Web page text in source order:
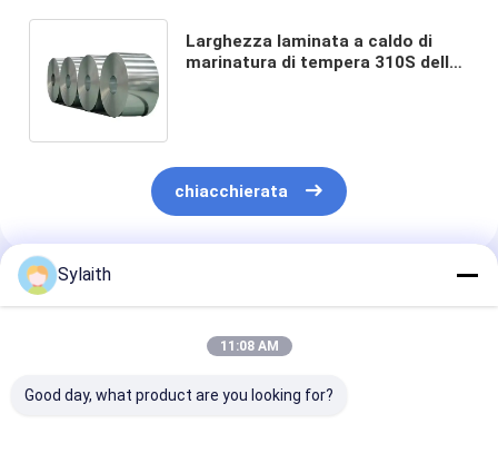
Larghezza laminata a caldo di
marinatura di tempera 310S della
chiacchierata
Prodotti Raccomandati
Sylaith
11:08 AM
Good day, what product are you looking for?